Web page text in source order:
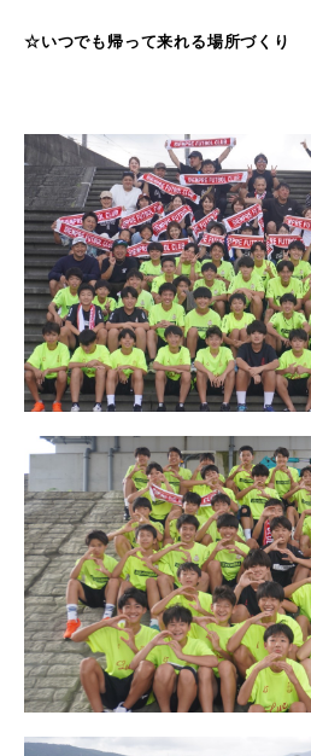
☆いつでも帰って来れる場所づくり